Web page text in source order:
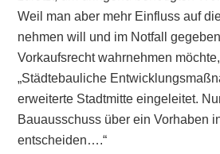
Weil man aber mehr Einfluss auf
nehmen will und im Notfall
Vorkaufsrecht wahrnehmen
„Städtebauliche
erweiterte Stadtmitte eingeleitet.
Bauausschuss über ein Vorhaben
entscheiden….“